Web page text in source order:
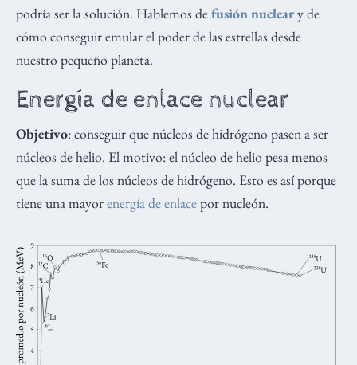
podría ser la solución. Hablemos defusión nucleary de
cómo conseguir emular el poder de las estrellas desde
nuestro pequeño planeta.
Energía de enlace nuclear
Objetivo: conseguir que núcleos de hidrógeno pasen a ser
núcleos de helio. El motivo: el núcleo de helio pesa menos
que la suma de los núcleos de hidrógeno. Esto es así porque
tiene una mayorenergía de enlacepor nucleón.